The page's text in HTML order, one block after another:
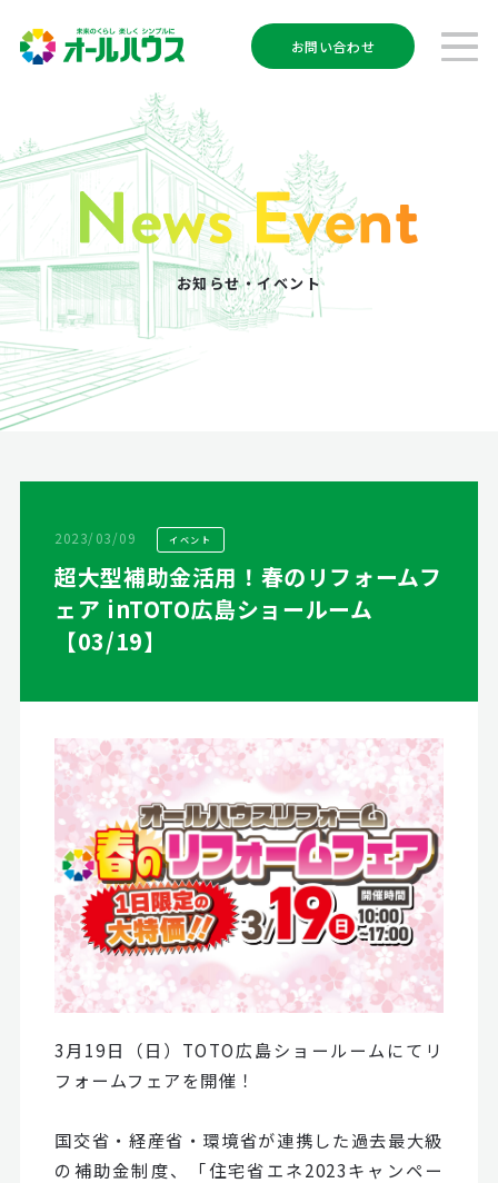
お問い合わせ
お知らせ・イベント
2023/03/09 イベント
超大型補助金活用！春のリフォームフ
ェア inTOTO広島ショールーム
【03/19】
3月19日（日）TOTO広島ショールームにてリ
フォームフェアを開催！
国交省・経産省・環境省が連携した過去最大級
の補助金制度、「住宅省エネ2023キャンペー